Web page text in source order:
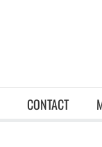
CONTACT